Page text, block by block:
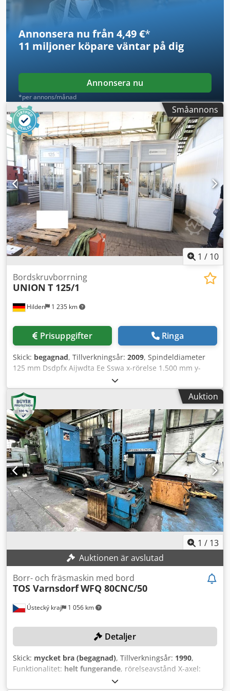
plats ✔ Snabb reservdelsförsörjning ✔ Utbildning och
instruktion ingår ✔ Referensmaskiner tillgängliga i
Tyskland Kontakta oss – vi ger dig gärna rådgivning och tar
fram ett individuellt erbjudande.
Annonsera nu från 4,49 €*
11 miljoner köpare väntar på dig
Annonsera nu
*per annons/månad
Småannons
1 / 10
Hilden 1 235 km
Bordskruvborrning
UNION T 125/1
Prisuppgifter Ringa
Skick: begagnad, Tillverkningsår: 2009, Spindeldiameter
125 mm Dsdpfx Aijwdta Ee Sswa x-rörelse 1.500 mm y-
rörelse 1.250 mm z-rörelse 1.000 mm Bordets
uppspänningsyta 1.000 x 1.250 mm w-rörelse 550 mm
Arbetsstyckets vikt 6.000 kg Pinolslag 550 mm Verktygsfäste
ISO 50 Spindelvarvtal 5–3.700 varv/min Max. vridmoment
2012 Nm Matningshastighet 1–6000 (x-axel) mm/min
Matningshastighet 1–6000 (y-axel) mm/min
Matningshastighet 1–6000 (z-axel) mm/min Snabbmatning
x/y/z 15/15/15 m/min Platsbehov ca 7,51 x 5,07 x 3,33 m
Total anslutningseffekt 63 kVA Utrustning/tillbehör: - NC-
styrning Heidenhain Siemens 840 D - 60-positions
verktygsväxlare - Kylvätskesystem med högtryckspump 30
l/min, 20 bar - Dokumentation
Auktion
1 / 13
Auktionen är avslutad
Ústecký kraj 1 056 km
Borr- och fräsmaskin med bord
TOS VarnsdorfWFQ 80CNC/50
Detaljer
Skick: mycket bra (begagnad), Tillverkningsår: 1990,
Funktionalitet: helt fungerande, rörelseavstånd X-axel:
920 mm